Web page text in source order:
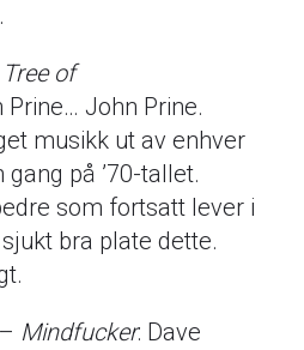
Tree of
Prine… John Prine.
musikk ut av enhver
på ’70-tallet.
som fortsatt lever i
bra plate dette.
Mindfucker: Dave